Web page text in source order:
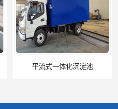
平流式一体化沉淀池